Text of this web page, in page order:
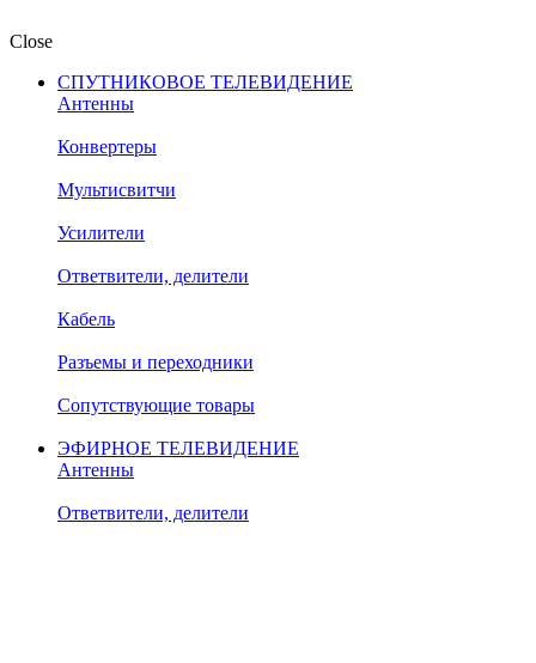
Close
СПУТНИКОВОЕ ТЕЛЕВИДЕНИЕ
Антенны
Конвертеры
Мультисвитчи
Усилители
Ответвители, делители
Кабель
Разъемы и переходники
Сопутствующие товары
ЭФИРНОЕ ТЕЛЕВИДЕНИЕ
Антенны
Ответвители, делители